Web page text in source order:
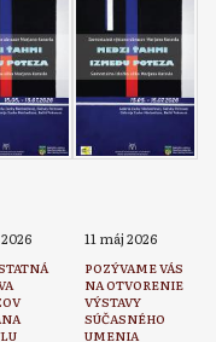
11 máj 2026
POZÝVAME VÁS
NA OTVORENIE
VÝSTAVY
SÚČASNÉHO
UMENIA